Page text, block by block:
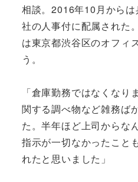
相談。2016年10月から
社の人事付に配属された
は東京都渋谷区のオフィ
う。
「倉庫勤務ではなくなり
関する調べ物など雑務ば
た。半年ほど上司からな
指示が一切なかったこと
れたと思いました」